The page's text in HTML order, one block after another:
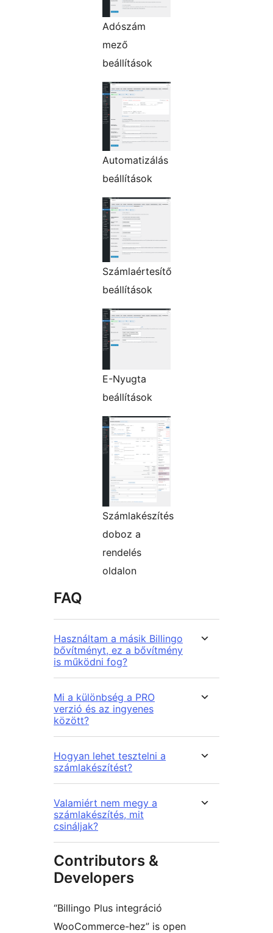
Adószám
mező
beállítások
Automatizálás
beállítások
Számlaértesítő
beállítások
E-Nyugta
beállítások
Számlakészítés
doboz a
rendelés
oldalon
FAQ
Használtam a másik Billingo
bővítményt, ez a bővítmény
is működni fog?
Mi a különbség a PRO
verzió és az ingyenes
között?
Hogyan lehet tesztelni a
számlakészítést?
Valamiért nem megy a
számlakészítés, mit
csináljak?
Contributors &
Developers
“Billingo Plus integráció
WooCommerce-hez” is open